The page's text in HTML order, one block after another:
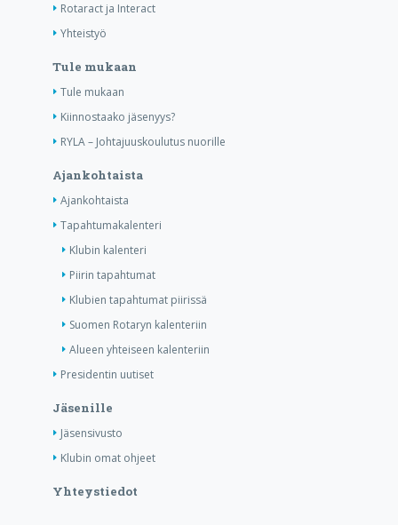
Rotaract ja Interact
Yhteistyö
Tule mukaan
Tule mukaan
Kiinnostaako jäsenyys?
RYLA – Johtajuuskoulutus nuorille
Ajankohtaista
Ajankohtaista
Tapahtumakalenteri
Klubin kalenteri
Piirin tapahtumat
Klubien tapahtumat piirissä
Suomen Rotaryn kalenteriin
Alueen yhteiseen kalenteriin
Presidentin uutiset
Jäsenille
Jäsensivusto
Klubin omat ohjeet
Yhteystiedot